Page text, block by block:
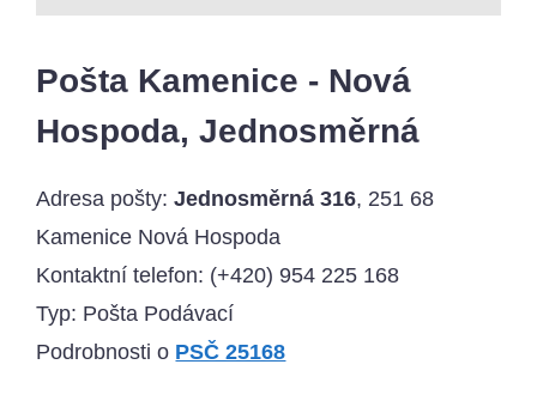
Pošta Kamenice - Nová
Hospoda, Jednosměrná
Adresa pošty:Jednosměrná 316, 251 68
Kamenice Nová Hospoda
Kontaktní telefon: (+420) 954 225 168
Typ: Pošta Podávací
Podrobnosti o PSČ 25168